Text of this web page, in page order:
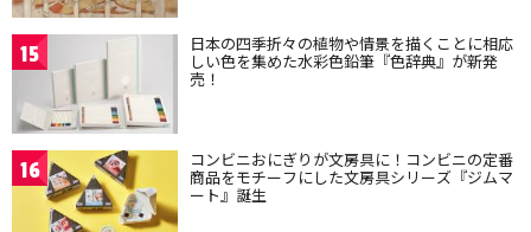
15 日本の四季折々の植物や情景を描くことに相応
しい色を集めた水彩色鉛筆『色辞典』が新発
売！
16 コンビニおにぎりが文房具に！コンビニの定番
商品をモチーフにした文房具シリーズ『ジムマ
ート』誕生